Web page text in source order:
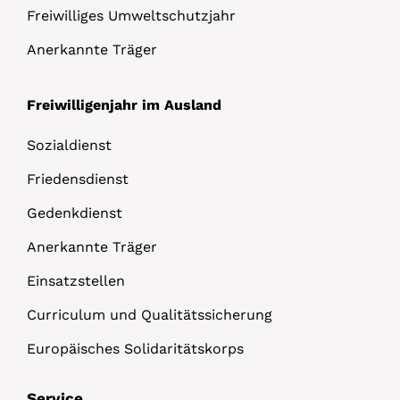
Freiwilliges Umweltschutzjahr
Anerkannte Träger
Freiwilligenjahr im Ausland
Sozialdienst
Friedensdienst
Gedenkdienst
Anerkannte Träger
Einsatzstellen
Curriculum und Qualitätssicherung
Europäisches Solidaritätskorps